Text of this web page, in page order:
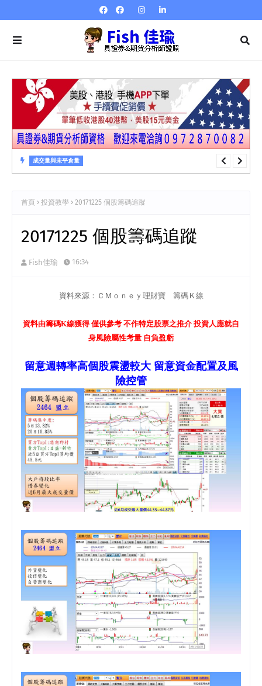
成交量與未平倉量
成交量與未平倉量 第23章 成交量指標…量強弱指標VR
首頁 投資教學 20171225 個股籌碼追蹤
20171225 個股籌碼追蹤
Fish佳瑜 16:34
資料來源：ＣＭｏｎｅｙ理財寶 籌碼Ｋ線
資料由籌碼K線獲得 僅供參考 不作特定股票之推介 投資人應就自
身風險屬性考量 自負盈虧
留意週轉率高個股震盪較大 留意資金配置及風
險控管